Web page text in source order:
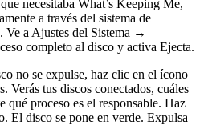
necesitaba What’s Keeping Me,
a través del sistema de
Ve a Ajustes del Sistema →
completo al disco y activa Ejecta.
no se expulse, haz clic en el ícono
Verás tus discos conectados, cuáles
qué proceso es el responsable. Haz
El disco se pone en verde. Expulsa